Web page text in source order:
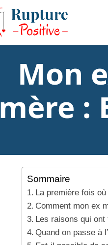
Mon
mère :
Sommaire
La première fois
Comment mon ex
Les raisons qui ont
Quand on passe à